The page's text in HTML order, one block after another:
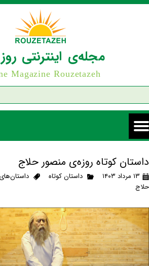
مجله‌ی اینترنتی
Magazine Rouzetazeh
داستان کوتاه روزه‌ی منصور حلاج
۱۳ مرداد ۱۴۰۳ داستان کوتاه
حلاج